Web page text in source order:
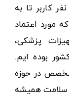
اعتماد بیش از ۱۲۰ هزار نفر کاربر تا به
مورد اعتماد
پزشکی،
بوده ایم.
در حوزه
سلامت همیشه